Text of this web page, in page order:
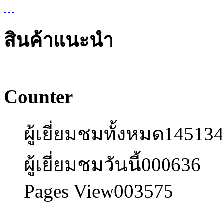
สินค้าแนะนำ
Counter
ผู้เยี่ยมชมทั้งหมด
ผู้เยี่ยมชมวันนี้000636
Pages View003575